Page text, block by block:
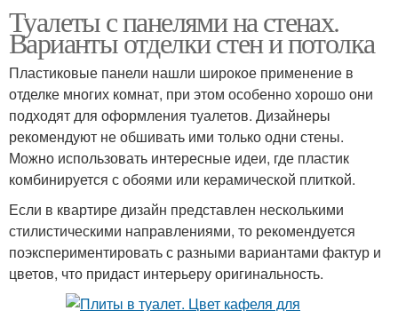
Туалеты с панелями на стенах.
Варианты отделки стен и потолка
Пластиковые панели нашли широкое применение в
отделке многих комнат, при этом особенно хорошо они
подходят для оформления туалетов. Дизайнеры
рекомендуют не обшивать ими только одни стены.
Можно использовать интересные идеи, где пластик
комбинируется с обоями или керамической плиткой.
Если в квартире дизайн представлен несколькими
стилистическими направлениями, то рекомендуется
поэкспериментировать с разными вариантами фактур и
цветов, что придаст интерьеру оригинальность.